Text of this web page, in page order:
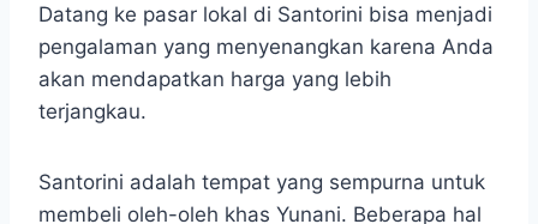
Datang ke pasar lokal di Santorini bisa menjadi
pengalaman yang menyenangkan karena Anda
akan mendapatkan harga yang lebih
terjangkau.
Santorini adalah tempat yang sempurna untuk
membeli oleh-oleh khas Yunani. Beberapa hal